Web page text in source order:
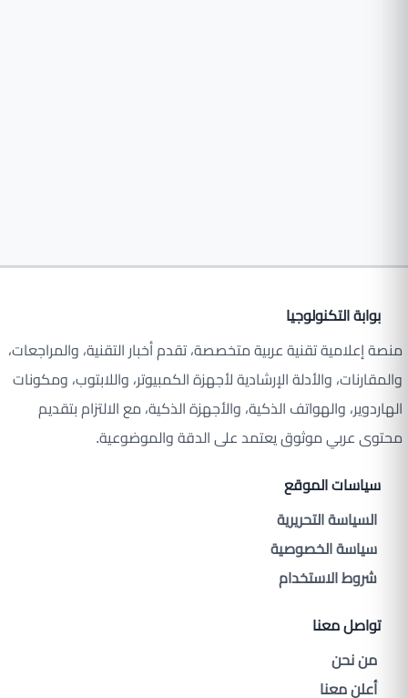
بوابة التكنولوجيا
منصة إعلامية تقنية عربية متخصصة، تقدم أخبار التقنية، والمراجعات،
والمقارنات، والأدلة الإرشادية لأجهزة الكمبيوتر، واللابتوب، ومكونات
الهاردوير، والهواتف الذكية، والأجهزة الذكية، مع الالتزام بتقديم
محتوى عربي موثوق يعتمد على الدقة والموضوعية.
سياسات الموقع
السياسة التحريرية
سياسة الخصوصية
شروط الاستخدام
تواصل معنا
من نحن
أعلن معنا